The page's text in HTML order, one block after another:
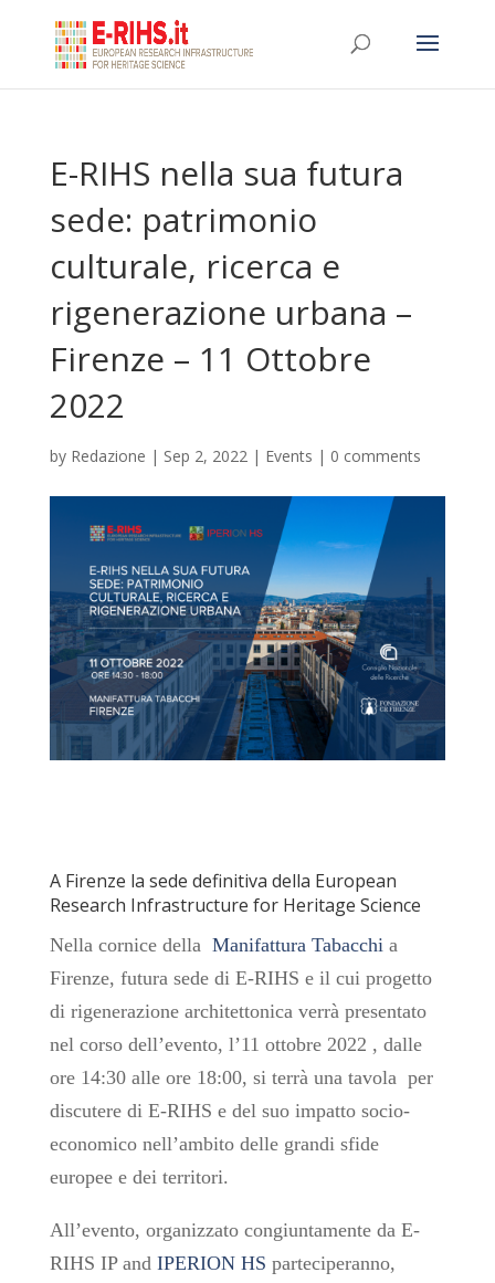
E-RIHS nella sua futura
sede: patrimonio
culturale, ricerca e
rigenerazione urbana –
Firenze – 11 Ottobre
2022
by Redazione | Sep 2, 2022| Events | 0 comments
A Firenze la sede definitiva della European
Research Infrastructure for Heritage Science
Nella cornice della Manifattura Tabacchi a
Firenze, futura sede di E-RIHS e il cui progetto
di rigenerazione architettonica verrà presentato
nel corso dell’evento, l’11 ottobre 2022 , dalle
ore 14:30 alle ore 18:00, si terrà una tavola per
discutere di E-RIHS e del suo impatto socio-
economico nell’ambito delle grandi sfide
europee e dei territori.
All’evento, organizzato congiuntamente da E-
RIHS IP and IPERION HS parteciperanno,